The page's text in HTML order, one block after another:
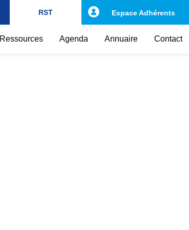
RST
Ressources Agenda Annuaire Contact
Espace Adhérents